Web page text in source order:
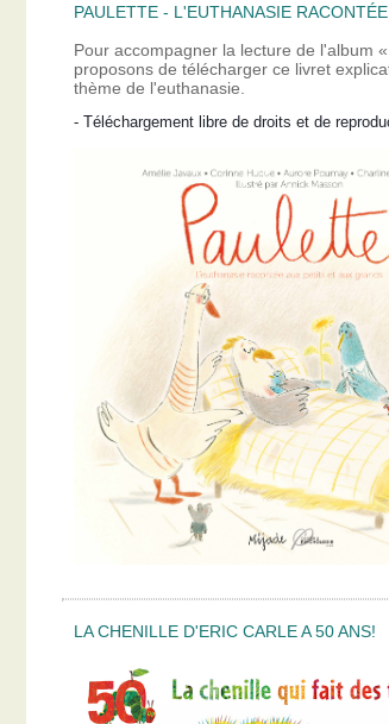
PAULETTE - L'EUTHANASIE
Pour accompagner la lecture de l'album
proposons de télécharger ce livret
thème de l'euthanasie.
- Téléchargement libre de droits et de
LA CHENILLE D'ERIC CARLE A 50 ANS!